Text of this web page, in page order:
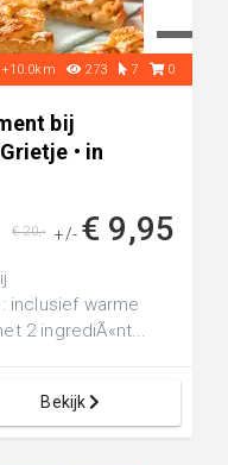
273 7 0
bij
• in
+/- € 9,95
€ 20,-
inclusief warme
2 ingrediÃ«nt...
Bekijk